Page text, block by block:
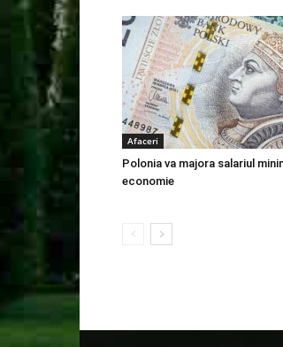
Afaceri
Polonia va majora salariul
economie